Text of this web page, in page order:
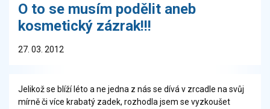
O to se musím podělit aneb
kosmetický zázrak!!!
27. 03. 2012
Jelikož se blíží léto a ne jedna z nás se dívá v zrcadle na svůj
mírně či více krabatý zadek, rozhodla jsem se vyzkoušet